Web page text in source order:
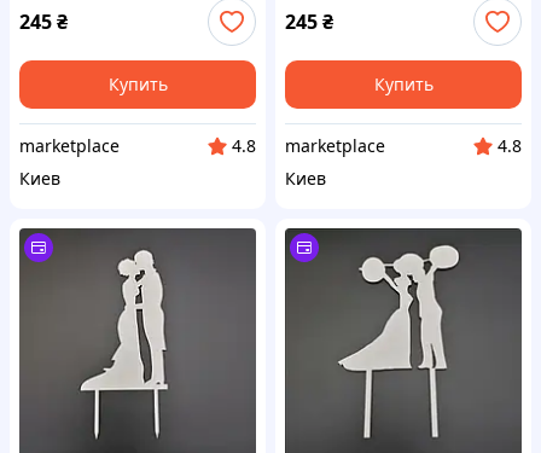
Артикул TPR-017
245₴
Купить
marketplace
4.8
Киев
Артикул TPR-012
245₴
Купить
marketplace
4.8
Киев